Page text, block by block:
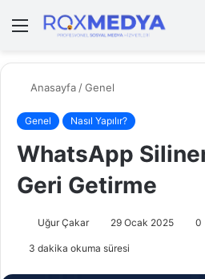
Menü
Anasayfa /Genel
Genel Nasıl Yapılır?
WhatsApp
Geri Getirme
Uğur Çakar 29 Ocak 2025 0
3 dakika okuma süresi